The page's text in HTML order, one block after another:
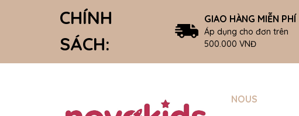
CHÍNH
SÁCH:
GIAO HÀNG MIỄN PHÍ
Áp dụng cho đơn trên
500.000 VNĐ
NOUS